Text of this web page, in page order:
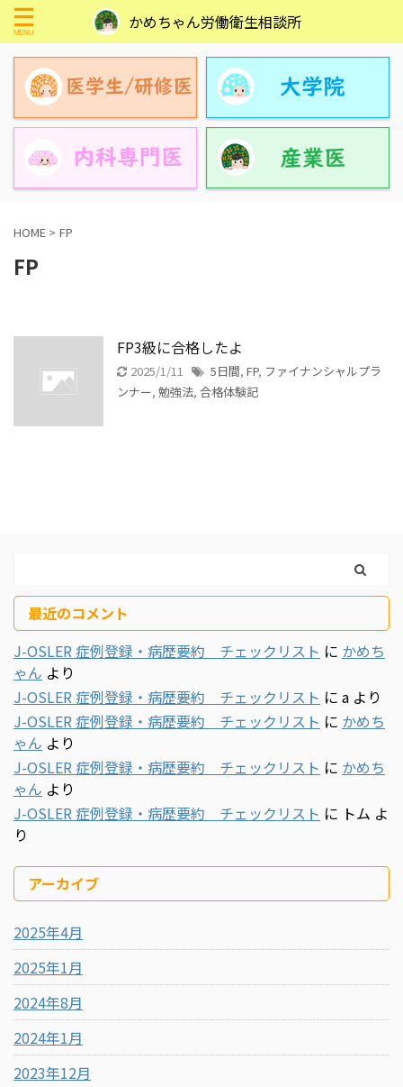
かめちゃん労働衛生相談所
HOME > FP
FP
FP3級に合格したよ
2025/1/11 5日間, FP, ファイナンシャルプラ
ンナー, 勉強法, 合格体験記
最近のコメント
J-OSLER 症例登録・病歴要約 チェックリスト に かめち
ゃん より
J-OSLER 症例登録・病歴要約 チェックリスト に a より
J-OSLER 症例登録・病歴要約 チェックリスト に かめち
ゃん より
J-OSLER 症例登録・病歴要約 チェックリスト に かめち
ゃん より
J-OSLER 症例登録・病歴要約 チェックリスト に トム よ
り
アーカイブ
2025年4月
2025年1月
2024年8月
2024年1月
2023年12月